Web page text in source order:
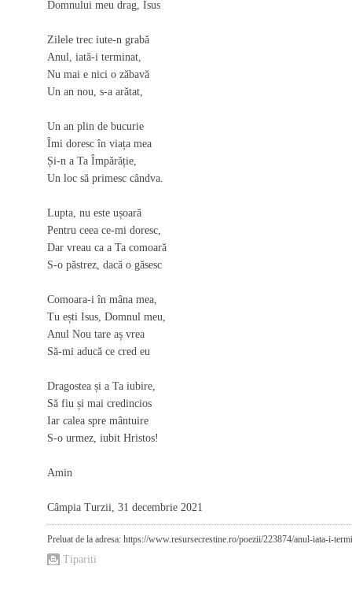
Domnului meu drag, Isus
Zilele trec iute-n grabă
Anul, iată-i terminat,
Nu mai e nici o zăbavă
Un an nou, s-a arătat,
Un an plin de bucurie
Îmi doresc în viața mea
Și-n a Ta Împărăție,
Un loc să primesc cândva.
Lupta, nu este ușoară
Pentru ceea ce-mi doresc,
Dar vreau ca a Ta comoară
S-o păstrez, dacă o găsesc
Comoara-i în mâna mea,
Tu ești Isus, Domnul meu,
Anul Nou tare aș vrea
Să-mi aducă ce cred eu
Dragostea și a Ta iubire,
Să fiu și mai credincios
Iar calea spre mântuire
S-o urmez, iubit Hristos!
Amin
Câmpia Turzii, 31 decembrie 2021
Preluat de la adresa: https://www.resursecrestine.ro/poezii/223874/anul-iata-i-
Tipariti